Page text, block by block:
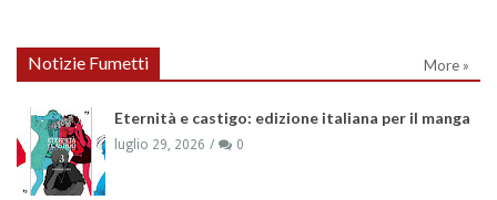
Notizie Fumetti More »
Eternità e castigo: edizione italiana per il manga
luglio 29, 2026 0